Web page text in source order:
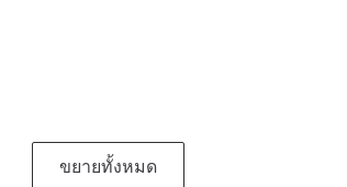
ขยายทั้งหมด